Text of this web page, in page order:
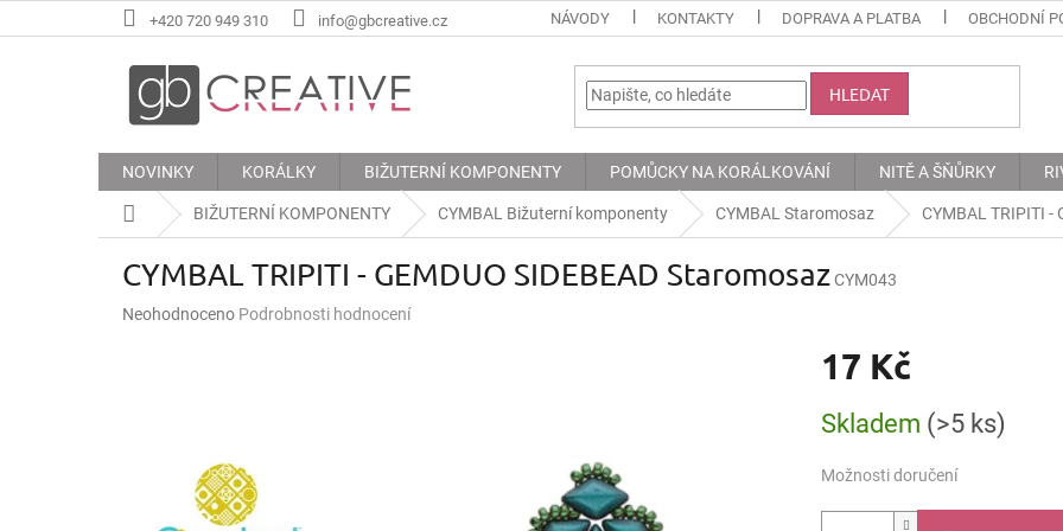
na
+420 720 949 310 info@gbcreative.cz NÁVODY KONTAKTY DOPRAVA A PLATBA OBCHODNÍ
HLEDAT
NOVINKY KORÁLKY BIŽUTERNÍ KOMPONENTY POMŮCKY NA KORÁLKOVÁNÍ NITĚ A ŠŇŮRKY
Domů BIŽUTERNÍ KOMPONENTY CYMBAL Bižuterní komponenty CYMBAL Staromosaz CYMBAL TRIPITI -
CYMBAL TRIPITI - GEMDUO SIDEBEAD StaromosazCYM043
Průměrné
Neohodnoceno Podrobnosti hodnocení
17 Kč
cena:
Skladem (>5 ks)
Možnosti doručení